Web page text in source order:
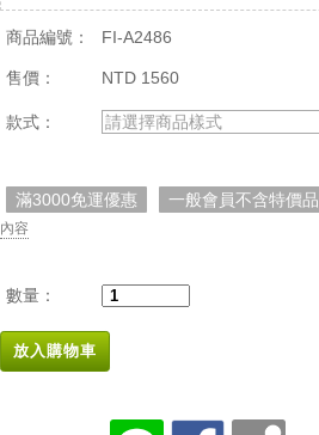
商品編號： FI-A2486
售價： NTD 1560
款式： 請選擇商品樣式
滿3000免運優惠 一般會員不含特價品
內容
數量：
放入購物車